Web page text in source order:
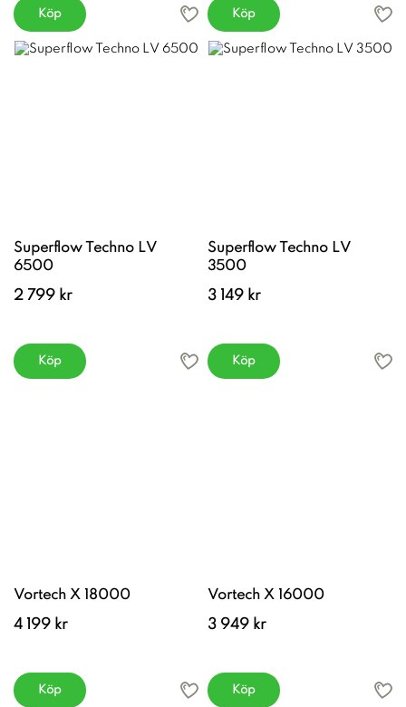
Köp Köp
Superflow Techno LV
6500
2 799 kr
Köp
Superflow Techno LV
3500
3 149 kr
Köp
Vortech X 18000
4 199 kr
Köp
Vortech X 16000
3 949 kr
Köp